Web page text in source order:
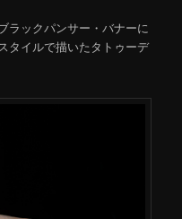
ラックパンサー・バナーに
タイルで描いたタトゥーデ